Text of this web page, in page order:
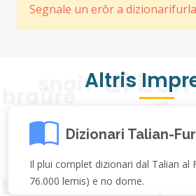
Segnale un erôr a
Altris
Dizionari Talian-
Il plui complet dizionari dal Talian al
76.000 lemis) e no dome.